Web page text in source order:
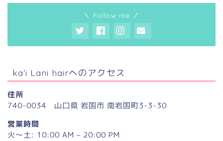
＼ Follow me ／
ka’i Lani hairへのアクセス
住所
740-0034 山口県 岩国市 南岩国町3-3-30
営業時間
火〜土: 10:00 AM – 20:00 PM